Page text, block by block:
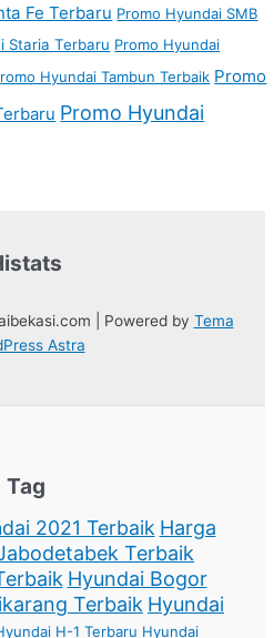
Fe Terbaru Promo Hyundai SMB
Staria Terbaru Promo Hyundai
Hyundai Tambun Terbaik Promo
Promo Hyundai
| Powered by Tema
Astra
Tag
2021 Terbaik Harga
Terbaik
Hyundai Bogor
Terbaik Hyundai
H-1 Terbaru Hyundai